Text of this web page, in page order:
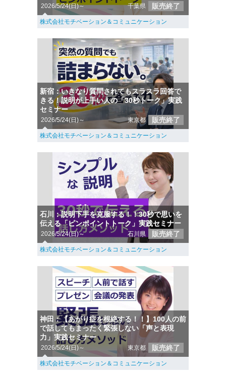
2026/5/24(日)～ 千葉県 販売終了
株式会社モチベーション＆コミュニケーション
新宿：いきなり質問されてもスラスラ回答で
きる！説明が上手い人の「30秒トーク」実践
セミナー
2026/5/24(日)～ 東京都 販売終了
株式会社モチベーション＆コミュニケーション
石川：説明下手を克服する！！30秒で思いを
伝える「ピンポイントトーク」実践セミナー
2026/5/24(日)～ 石川県 販売終了
株式会社モチベーション＆コミュニケーション
神田：【あがり症を根絶する！！】100人の前
で話してもまったく緊張しない「声と表現
力」実践セミナー
2026/5/24(日)～ 東京都 販売終了
株式会社モチベーション＆コミュニケーション